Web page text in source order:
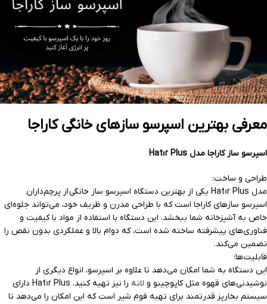
معرفی بهترین اسپرسو سازهای خانگی کاراجا
اسپرسو ساز کاراجا مدل Hatır Plus
طراحی و ساخت:
مدل Hatır Plus یکی از
بهترین دستگاه اسپرسو ساز خانگیاز پرچم‌داران
اسپرسو سازهای کاراجا است که با طراحی مدرن و ظریف خود، می‌تواند جلوه‌ای
خاص به آشپزخانه شما ببخشد. این دستگاه با استفاده از مواد با کیفیت و
فناوری‌های پیشرفته ساخته شده است، که دوام بالا و عملکردی بدون نقص را
تضمین می‌کند.
قابلیت‌ها:
این دستگاه به شما امکان می‌دهد تا علاوه بر اسپرسو، انواع دیگری از
نوشیدنی‌های قهوه مثل کاپوچینو و لاته
را نیز تهیه کنید. Hatır Plus دارای
سیستم بخارپز قدرتمند برای تهیه فوم شیر است که این امکان را می‌دهد تا